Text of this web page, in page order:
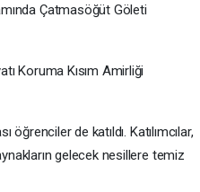
Çatmasöğüt Göleti
Koruma Kısım Amirliği
öğrenciler de katıldı. Katılımcılar,
gelecek nesillere temiz